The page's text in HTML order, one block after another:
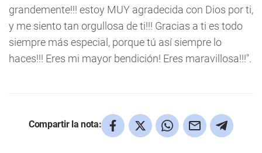
grandemente!!! estoy MUY agradecida con Dios por ti,
y me siento tan orgullosa de ti!!! Gracias a ti es todo
siempre más especial, porque tú así siempre lo
haces!!! Eres mi mayor bendición! Eres maravillosa!!!".
Compartir la nota: